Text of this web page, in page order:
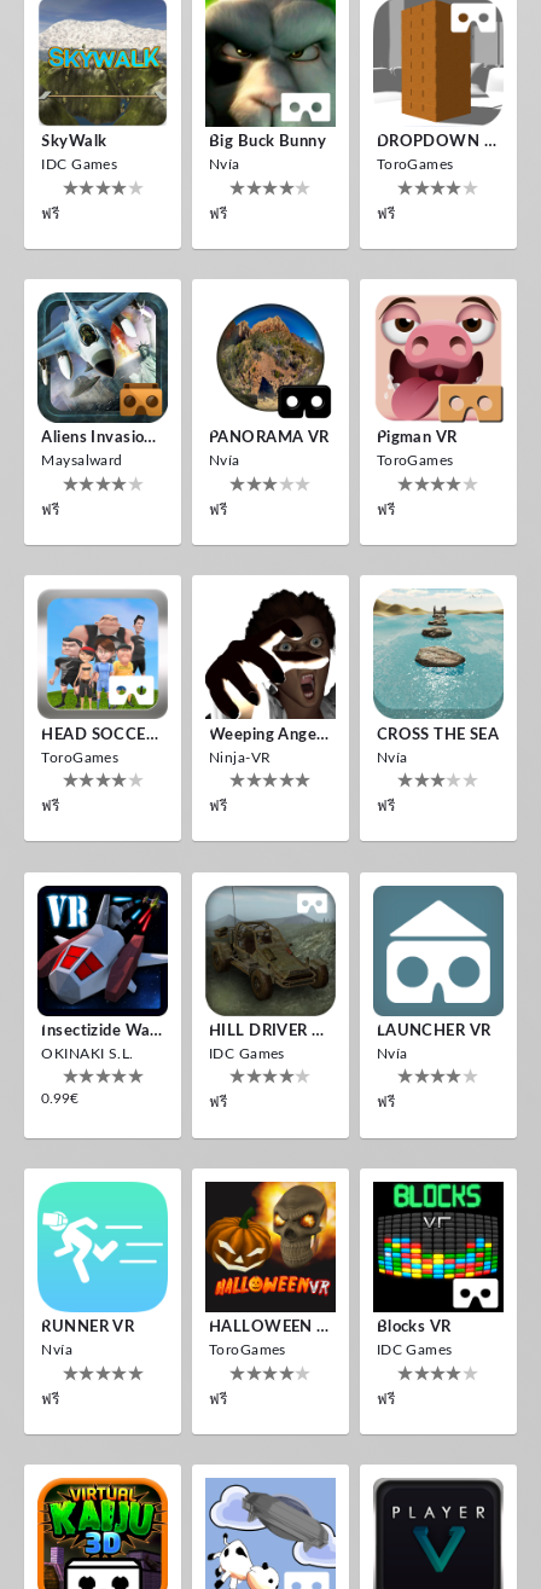
SkyWalk
IDC Games
ฟรี
Big Buck Bunny
Nvía
ฟรี
DROPDOWN VR
ToroGames
ฟรี
Aliens Invasion VR
Maysalward
ฟรี
PANORAMA VR
Nvía
ฟรี
Pigman VR
ToroGames
ฟรี
HEAD SOCCER VR
ToroGames
ฟรี
Weeping Angels VR
Ninja-VR
ฟรี
CROSS THE SEA
Nvía
ฟรี
Insectizide Wars VR
OKINAKI S.L.
0.99€
HILL DRIVER VR
IDC Games
ฟรี
LAUNCHER VR
Nvía
ฟรี
RUNNER VR
Nvía
ฟรี
HALLOWEEN VR
ToroGames
ฟรี
Blocks VR
IDC Games
ฟรี